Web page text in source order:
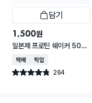
담기
1,500원
일본제 프로틴 쉐이커 500
ml
택배배송매장픽업
별점 4.8점 264
건 작성